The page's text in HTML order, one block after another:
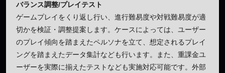
バランス調整/プレイテスト
ゲームプレイをくり返し行い、進行難易度や対戦難易度が適
切かを検証・調整提案します。ケースによっては、ユーザー
のプレイ傾向を踏まえたペルソナを立て、想定されるプレイ
ングを踏まえたデータ集計なども行います。また、重課金ユ
ーザーを実際に揃えたテストなども実施対応可能です。外部